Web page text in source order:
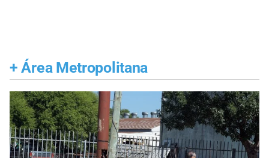
+ Área Metropolitana